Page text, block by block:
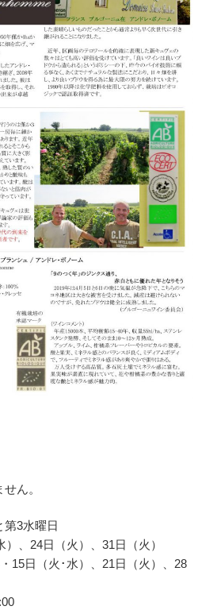
ん。
第3水曜日
）、24日（火）、31日（火）
15日（火･水）、21日（火）、28